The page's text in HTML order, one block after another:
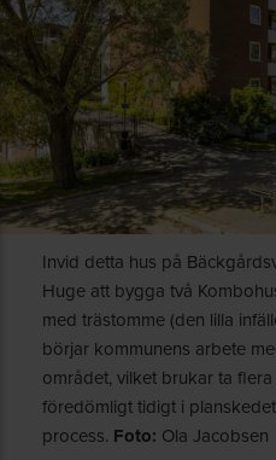
Invid detta hus på
Huge att bygga två
med trästomme (den lilla
börjar kommunens arbete
området, vilket brukar ta
föredömligt tidigt i
process. Foto: Ola Jacobsen